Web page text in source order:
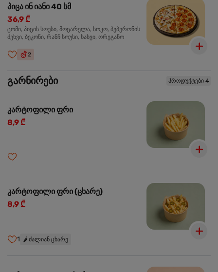
პიცა ინ იანი 40 სმ
36,9 ₾
ცომი, პიცის სოუსი, მოცარელა, სოკო, პეპერონის
ძეხვი, ბეკონი, რანჩ სოუსი, ხახვი, ორეგანო
2
გარნირები პროდუქტები 4
კარტოფილი ფრი
8,9 ₾
კარტოფილი ფრი (ცხარე)
8,9 ₾
1 🌶️ ძალიან ცხარე